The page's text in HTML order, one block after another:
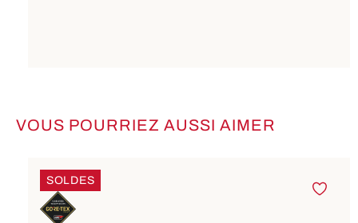
Ignorer la galerie de produits
VOUS POURRIEZ AUSSI AIMER
SOLDES